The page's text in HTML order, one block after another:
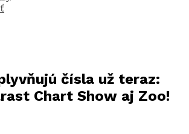
čísla už teraz:
Chart Show aj Zoo!